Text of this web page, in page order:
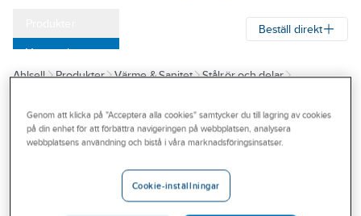
Varumärken
Kampanjer
Outlet
Branscher
Beställ direkt
Ahlsell Produkter Värme & Sanitet
Stålrör och delar
Svetsring med
krage ISO
Genom att klicka på "Acceptera alla cookies" samtycker du till lagring av cookies
på din enhet för att förbättra navigeringen på webbplatsen, analysera
webbplatsens användning och bistå i våra marknadsföringsinsatser.
Cookie-inställningar